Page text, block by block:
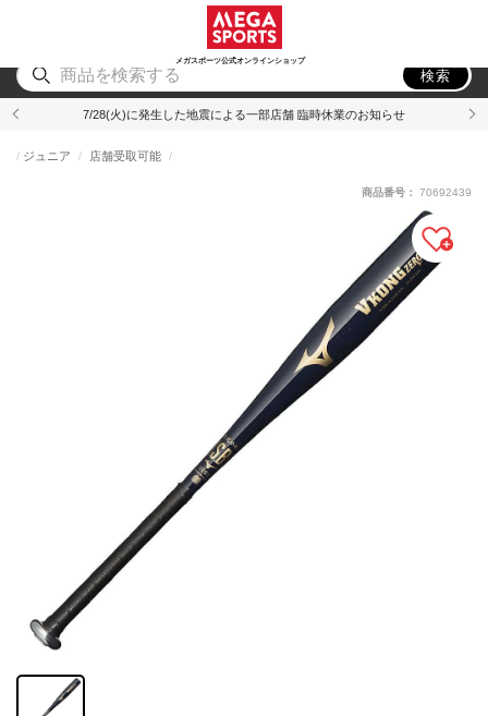
メガスポーツ公式オンラインショップ
アウトドア
検索
7/28(火)に発生した地震による一部店舗 臨時休業のお知らせ
ジュニア 店舗受取可能
商品番号： 70692439